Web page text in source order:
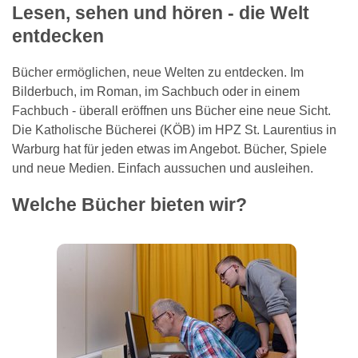
Lesen, sehen und hören - die Welt
entdecken
Bücher ermöglichen, neue Welten zu entdecken. Im
Bilderbuch, im Roman, im Sachbuch oder in einem
Fachbuch - überall eröffnen uns Bücher eine neue Sicht.
Die Katholische Bücherei (KÖB) im HPZ St. Laurentius in
Warburg hat für jeden etwas im Angebot. Bücher, Spiele
und neue Medien. Einfach aussuchen und ausleihen.
Welche Bücher bieten wir?